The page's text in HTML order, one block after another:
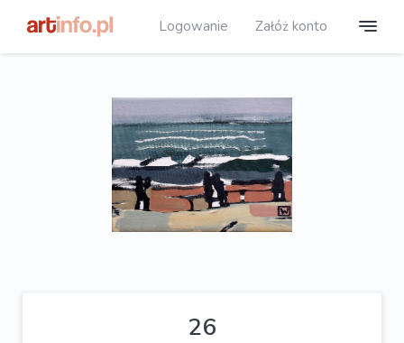
Logowanie Załóż konto
26